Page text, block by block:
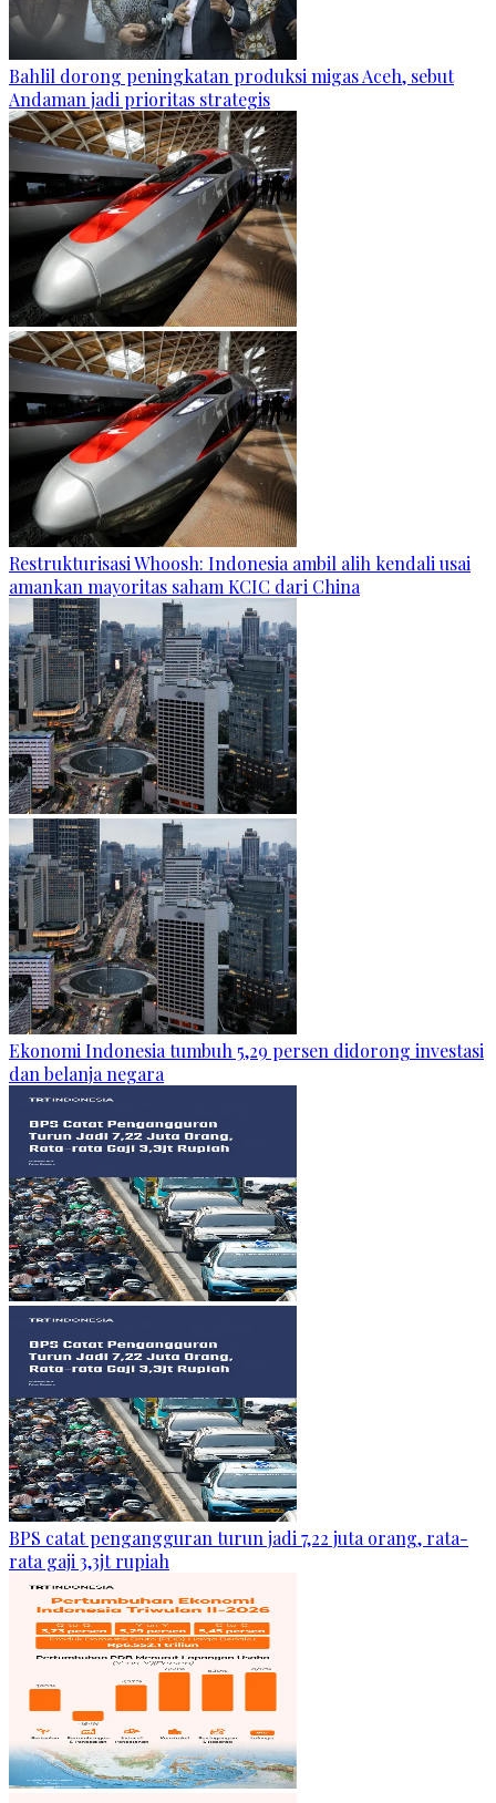
Bahlil dorong peningkatan produksi migas Aceh, sebut
Andaman jadi prioritas strategis
Restrukturisasi Whoosh: Indonesia ambil alih kendali usai
amankan mayoritas saham KCIC dari China
Ekonomi Indonesia tumbuh 5,29 persen didorong investasi
dan belanja negara
BPS catat pengangguran turun jadi 7,22 juta orang, rata-
rata gaji 3,3jt rupiah